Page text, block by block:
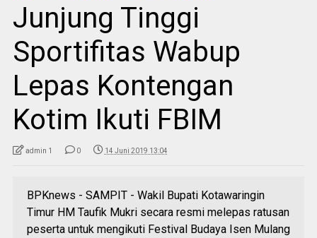
Junjung Tinggi
Sportifitas Wabup
Lepas Kontengan
Kotim Ikuti FBIM
admin 1 0 14 Juni 2019 13:04
BPKnews - SAMPIT - Wakil Bupati Kotawaringin
Timur HM Taufik Mukri secara resmi melepas ratusan
peserta untuk mengikuti Festival Budaya Isen Mulang